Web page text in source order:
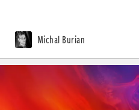
Michal Burian